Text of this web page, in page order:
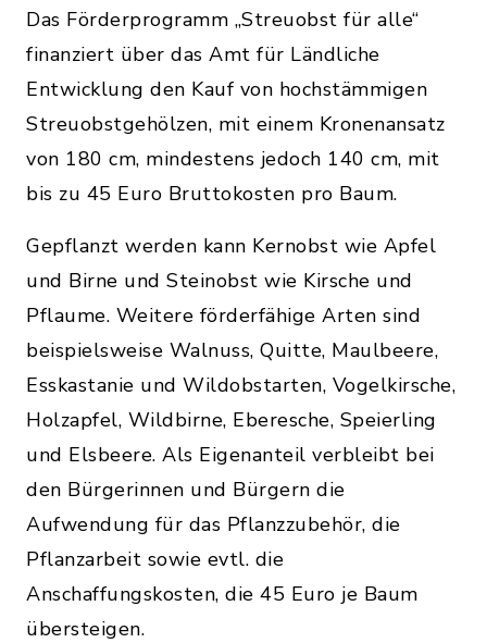
Das Förderprogramm „Streuobst für alle“
finanziert über das Amt für Ländliche
Entwicklung den Kauf von hochstämmigen
Streuobstgehölzen, mit einem Kronenansatz
von 180 cm, mindestens jedoch 140 cm, mit
bis zu 45 Euro Bruttokosten pro Baum.
Gepflanzt werden kann Kernobst wie Apfel
und Birne und Steinobst wie Kirsche und
Pflaume. Weitere förderfähige Arten sind
beispielsweise Walnuss, Quitte, Maulbeere,
Esskastanie und Wildobstarten, Vogelkirsche,
Holzapfel, Wildbirne, Eberesche, Speierling
und Elsbeere. Als Eigenanteil verbleibt bei
den Bürgerinnen und Bürgern die
Aufwendung für das Pflanzzubehör, die
Pflanzarbeit sowie evtl. die
Anschaffungskosten, die 45 Euro je Baum
übersteigen.